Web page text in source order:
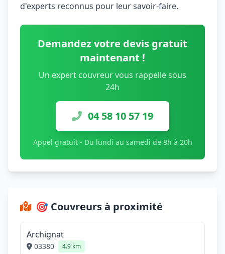
d'experts reconnus pour leur savoir-faire.
Demandez votre devis gratuit
maintenant !
Un expert couvreur vous rappelle sous
24h
04 58 10 57 19
Appel gratuit - Du lundi au samedi de 8h à 20h
🎯 Couvreurs à proximité
Archignat
03380 4.9 km